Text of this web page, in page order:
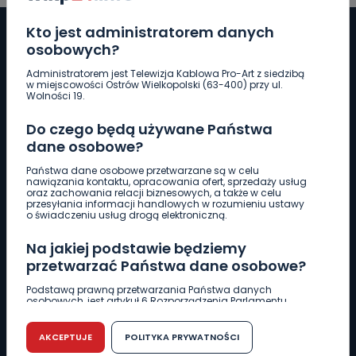
Kto jest administratorem danych
osobowych?
Administratorem jest Telewizja Kablowa Pro-Art z siedzibą
w miejscowości Ostrów Wielkopolski (63-400) przy ul.
Wolności 19.
Do czego będą używane Państwa
dane osobowe?
Państwa dane osobowe przetwarzane są w celu
nawiązania kontaktu, opracowania ofert, sprzedaży usług
oraz zachowania relacji biznesowych, a także w celu
przesyłania informacji handlowych w rozumieniu ustawy
o świadczeniu usług drogą elektroniczną.
Na jakiej podstawie będziemy
przetwarzać Państwa dane osobowe?
Podstawą prawną przetwarzania Państwa danych
osobowych, jest artykuł 6 Rozporządzenia Parlamentu
r. w sprawie ochrony osób fizycznych w związku z
przetwarzaniem danych osobowych w sprawie
swobodnego przepływu takich danych oraz uchylenia
AKCEPTUJE POLITYKA PRYWATNOŚCI
Pobierz logotyp
LINIA INTERWENCYJNA
661 997 997
REDAKCJA
62 735 22 22redakcja@wlkp24.info
DZIAŁ REKLAMY
62 735 01 85 reklama@wlkp24.info
WIADOMOŚCI